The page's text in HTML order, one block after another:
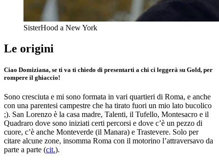
SisterHood a New York
Le origini
Ciao Domiziana, se ti va ti chiedo di presentarti a chi ci leggerà su Gold, per
rompere il ghiaccio!
Sono cresciuta e mi sono formata in vari quartieri di Roma, e anche
con una parentesi campestre che ha tirato fuori un mio lato bucolico
;). San Lorenzo è la casa madre, Talenti, il Tufello, Montesacro e il
Quadraro dove sono iniziati certi percorsi e dove c’è un pezzo di
cuore, c’è anche Monteverde (il Manara) e Trastevere. Solo per
citare alcune zone, insomma Roma con il motorino l’attraversavo da
parte a parte (cit.).